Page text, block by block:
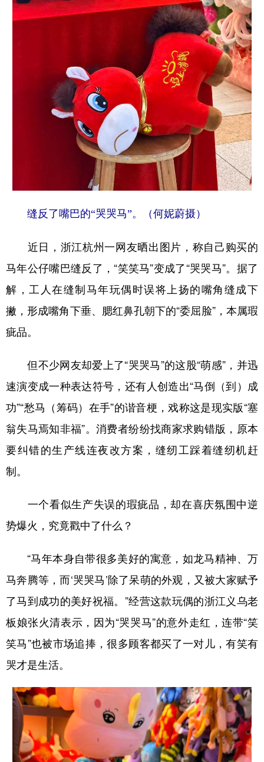
四川 云南 西藏
青海 宁夏
内蒙古 黑龙江
多语种频道
Español Français عربى
日本語 한국어
Deutsch Português
缝反了嘴巴的“哭哭马”。（何妮蔚摄）
近日，浙江杭州一网友晒出图片，称自己购买的
马年公仔嘴巴缝反了，“笑笑马”变成了“哭哭马”。据了
解，工人在缝制马年玩偶时误将上扬的嘴角缝成下
撇，形成嘴角下垂、腮红鼻孔朝下的“委屈脸”，本属瑕
疵品。
但不少网友却爱上了“哭哭马”的这股“萌感”，并迅
速演变成一种表达符号，还有人创造出“马倒（到）成
功”“愁马（筹码）在手”的谐音梗，戏称这是现实版“塞
翁失马焉知非福”。消费者纷纷找商家求购错版，原本
要纠错的生产线连夜改方案，缝纫工踩着缝纫机赶
制。
一个看似生产失误的瑕疵品，却在喜庆氛围中逆
势爆火，究竟戳中了什么？
“马年本身自带很多美好的寓意，如龙马精神、万
马奔腾等，而‘哭哭马’除了呆萌的外观，又被大家赋予
了马到成功的美好祝福。”经营这款玩偶的浙江义乌老
板娘张火清表示，因为“哭哭马”的意外走红，连带“笑
笑马”也被市场追捧，很多顾客都买了一对儿，有笑有
哭才是生活。